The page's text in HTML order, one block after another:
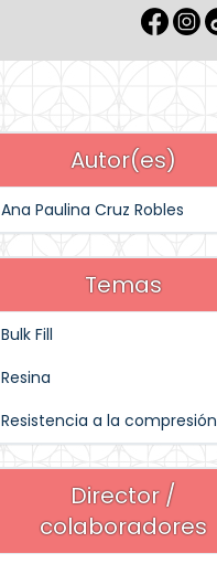
Autor(es)
Ana Paulina Cruz Robles
Temas
Bulk Fill
Resina
Resistencia a la compresión
Director /
colaboradores